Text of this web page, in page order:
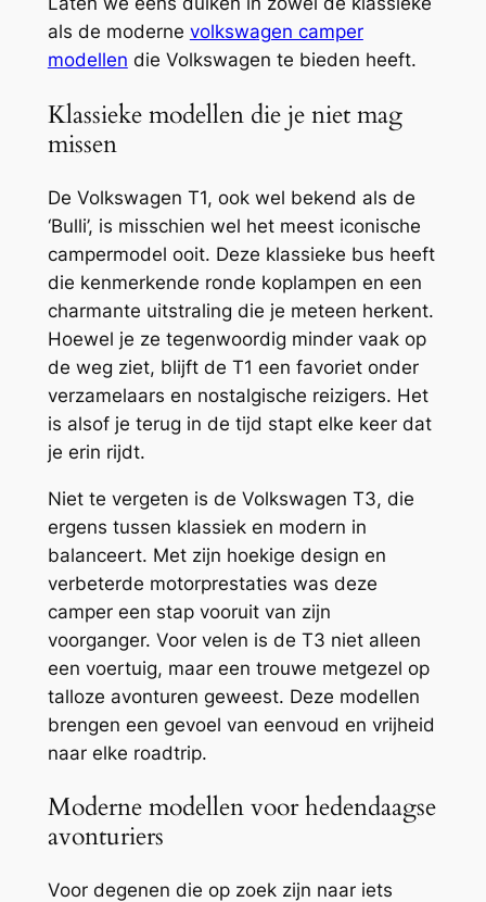
als de moderne volkswagen camper
modellen die Volkswagen te bieden heeft.
Klassieke modellen die je niet mag
missen
De Volkswagen T1, ook wel bekend als de
‘Bulli’, is misschien wel het meest iconische
campermodel ooit. Deze klassieke bus heeft
die kenmerkende ronde koplampen en een
charmante uitstraling die je meteen herkent.
Hoewel je ze tegenwoordig minder vaak op
de weg ziet, blijft de T1 een favoriet onder
verzamelaars en nostalgische reizigers. Het
is alsof je terug in de tijd stapt elke keer dat
je erin rijdt.
Niet te vergeten is de Volkswagen T3, die
ergens tussen klassiek en modern in
balanceert. Met zijn hoekige design en
verbeterde motorprestaties was deze
camper een stap vooruit van zijn
voorganger. Voor velen is de T3 niet alleen
een voertuig, maar een trouwe metgezel op
talloze avonturen geweest. Deze modellen
brengen een gevoel van eenvoud en vrijheid
naar elke roadtrip.
Moderne modellen voor hedendaagse
avonturiers
Voor degenen die op zoek zijn naar iets